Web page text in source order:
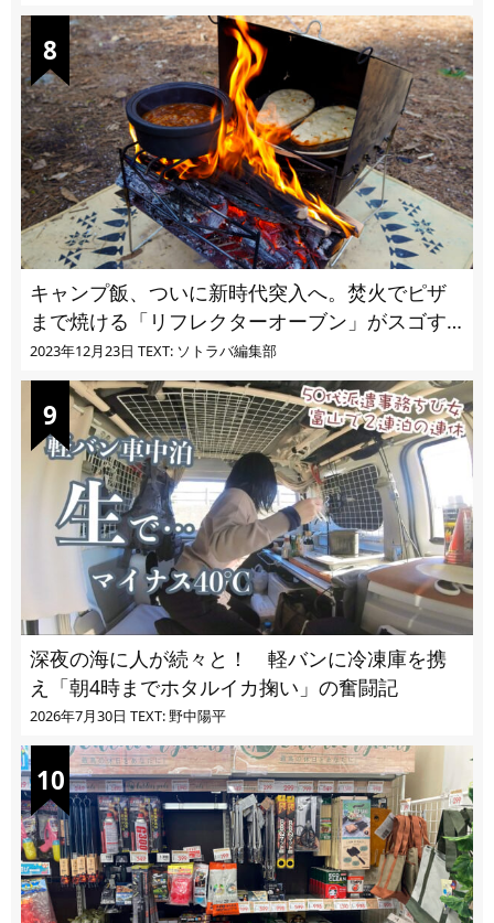
キャンプ飯、ついに新時代突入へ。焚火でピザ
まで焼ける「リフレクターオーブン」がスゴす
ぎる
2023年12月23日 TEXT: ソトラバ編集部
深夜の海に人が続々と！ 軽バンに冷凍庫を携
え「朝4時までホタルイカ掬い」の奮闘記
2026年7月30日 TEXT: 野中陽平